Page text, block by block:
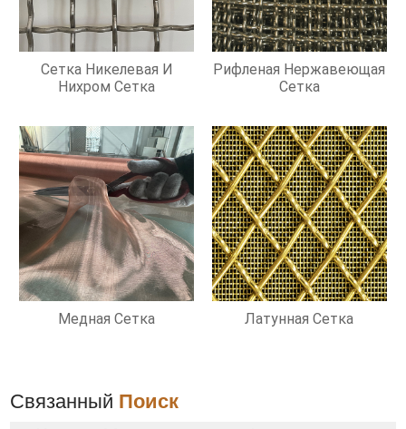
Сетка Никелевая И
Нихром Сетка
Рифленая Нержавеющая
Сетка
Медная Сетка Латунная Сетка
Связанный Поиск